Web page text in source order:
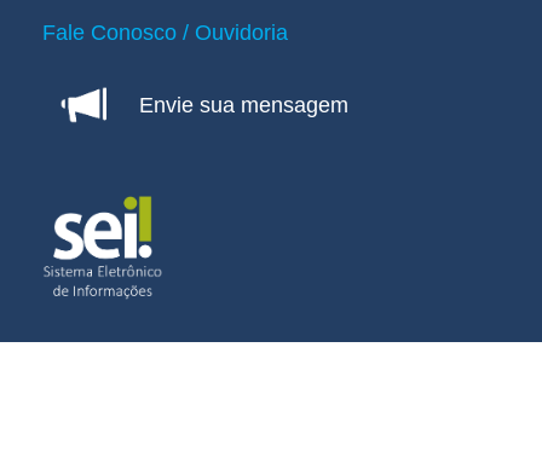
Fale Conosco / Ouvidoria
Envie sua mensagem